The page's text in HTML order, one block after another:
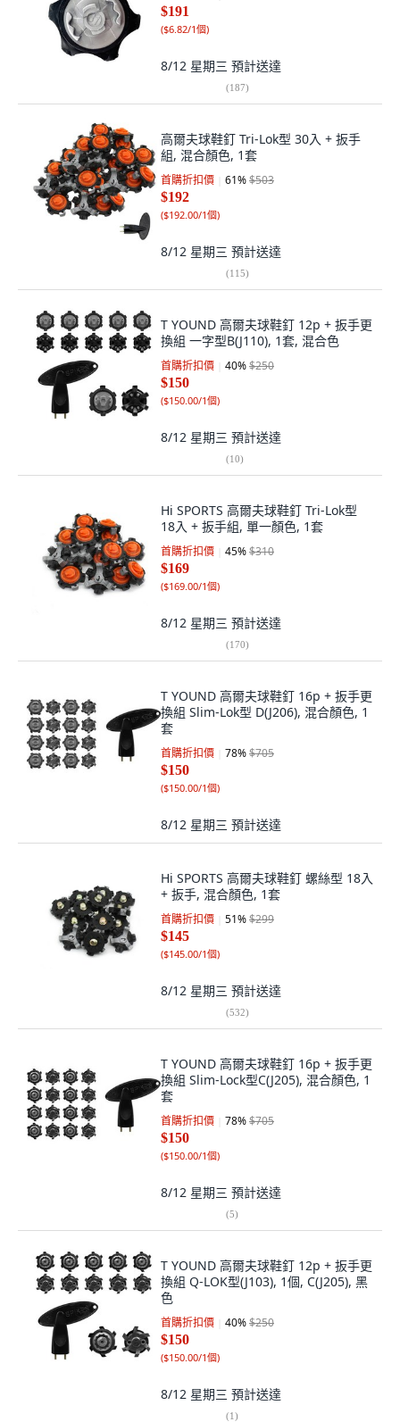
$191
($6.82/1個)
8/12 星期三 預計送達
(187)
高爾夫球鞋釘 Tri-Lok型 30入 + 扳手
組, 混合顏色, 1套
首購折扣價 61%$503
$192
($192.00/1個)
8/12 星期三 預計送達
(115)
T YOUND 高爾夫球鞋釘 12p + 扳手更
換組 一字型B(J110), 1套, 混合色
首購折扣價 40%$250
$150
($150.00/1個)
8/12 星期三 預計送達
(10)
Hi SPORTS 高爾夫球鞋釘 Tri-Lok型
18入 + 扳手組, 單一顏色, 1套
首購折扣價 45%$310
$169
($169.00/1個)
8/12 星期三 預計送達
(170)
T YOUND 高爾夫球鞋釘 16p + 扳手更
換組 Slim-Lok型 D(J206), 混合顏色, 1
套
首購折扣價 78%$705
$150
($150.00/1個)
8/12 星期三 預計送達
Hi SPORTS 高爾夫球鞋釘 螺絲型 18入
+ 扳手, 混合顏色, 1套
首購折扣價 51%$299
$145
($145.00/1個)
8/12 星期三 預計送達
(532)
T YOUND 高爾夫球鞋釘 16p + 扳手更
換組 Slim-Lock型C(J205), 混合顏色, 1
套
首購折扣價 78%$705
$150
($150.00/1個)
8/12 星期三 預計送達
(5)
T YOUND 高爾夫球鞋釘 12p + 扳手更
換組 Q-LOK型(J103), 1個, C(J205), 黑
色
首購折扣價 40%$250
$150
($150.00/1個)
8/12 星期三 預計送達
(1)